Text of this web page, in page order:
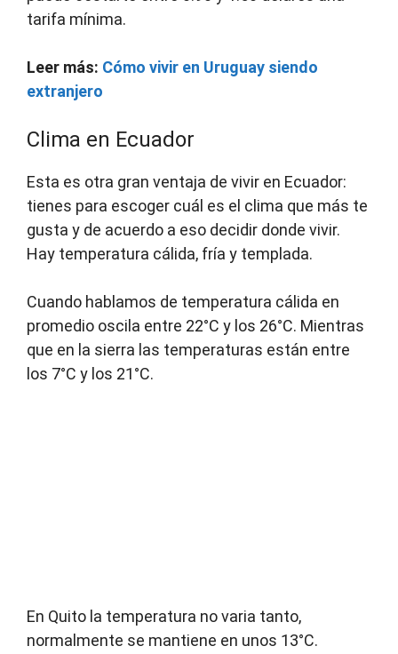
tarifa mínima.
Leer más: Cómo vivir en Uruguay siendo
extranjero
Clima en Ecuador
Esta es otra gran ventaja de vivir en Ecuador:
tienes para escoger cuál es el clima que más te
gusta y de acuerdo a eso decidir donde vivir.
Hay temperatura cálida, fría y templada.
Cuando hablamos de temperatura cálida en
promedio oscila entre 22°C y los 26°C. Mientras
que en la sierra las temperaturas están entre
los 7°C y los 21°C.
En Quito la temperatura no varia tanto,
normalmente se mantiene en unos 13°C.